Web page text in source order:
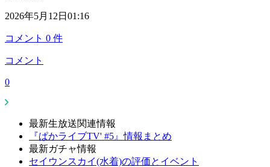
2026年5月12日01:16
コメント 0 件
コメント
0
最新生放送関連情報
『ぱかライブTV' #5』情報まとめ
最新ガチャ情報
セイウンスカイ(水着)の評価とイベント